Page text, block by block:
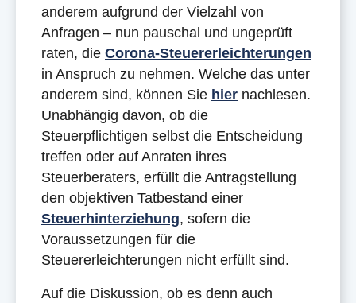
anderem aufgrund der Vielzahl von
Anfragen – nun pauschal und ungeprüft
raten, die Corona-Steuererleichterungen
in Anspruch zu nehmen. Welche das unter
anderem sind, können Sie hier nachlesen.
Unabhängig davon, ob die
Steuerpflichtigen selbst die Entscheidung
treffen oder auf Anraten ihres
Steuerberaters, erfüllt die Antragstellung
den objektiven Tatbestand einer
Steuerhinterziehung, sofern die
Voraussetzungen für die
Steuererleichterungen nicht erfüllt sind.
Auf die Diskussion, ob es denn auch